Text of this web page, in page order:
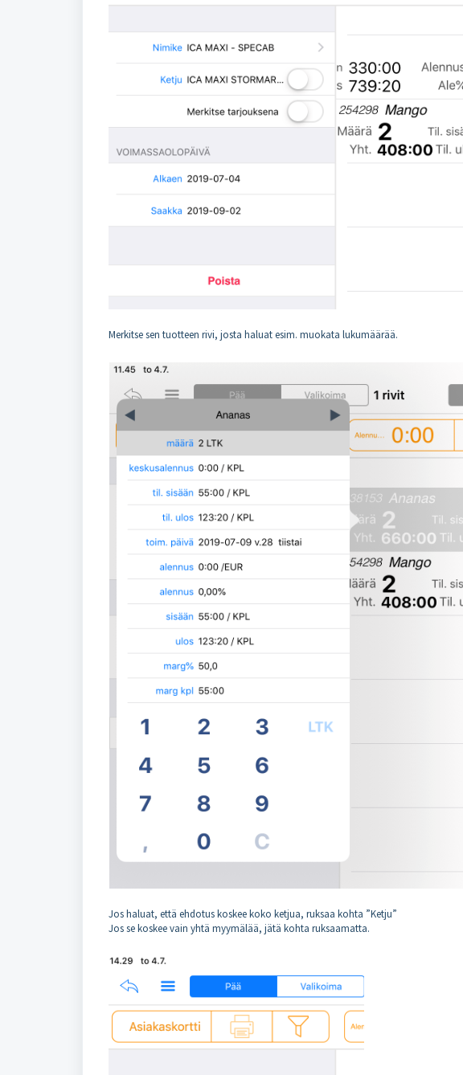
Merkitse sen tuotteen rivi, josta haluat esim. muokata lukumäärää.
Jos haluat, että ehdotus koskee koko ketjua, ruksaa kohta ”Ketju”
Jos se koskee vain yhtä myymälää, jätä kohta ruksaamatta.